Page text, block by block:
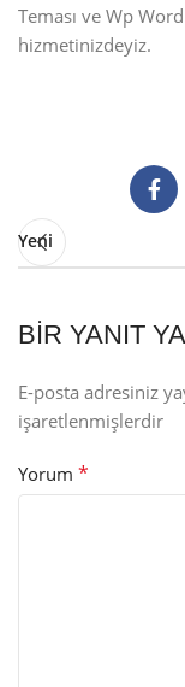
Teması ve Wp
hizmetinizdeyiz.
Yeni
BIR YANIT
E-posta adresiniz
işaretlenmişlerdir
Yorum *